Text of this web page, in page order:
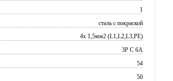
1
сталь с покраской
4х 1,5мм2 (L1,L2,L3,PE)
3P C 6A
54
50